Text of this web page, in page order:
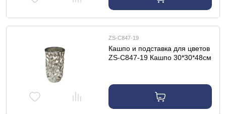
ZS-C847-19
Кашпо и подставка для цветов
ZS-C847-19 Кашпо 30*30*48см